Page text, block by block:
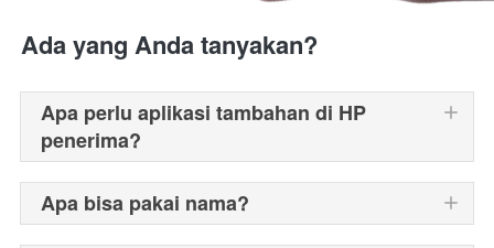
Ada yang Anda tanyakan?
Apa perlu aplikasi tambahan di HP
penerima?
Apa bisa pakai nama?